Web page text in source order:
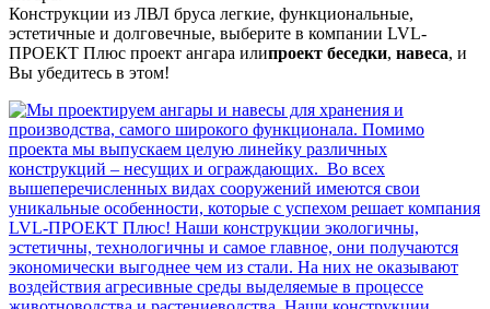
Конструкции из ЛВЛ бруса легкие, функциональные,
эстетичные и долговечные, выберите в компании LVL-
ПРОЕКТ Плюс проект ангара илипроект беседки, навеса, и
Вы убедитесь в этом!